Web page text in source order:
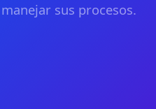
sus procesos.